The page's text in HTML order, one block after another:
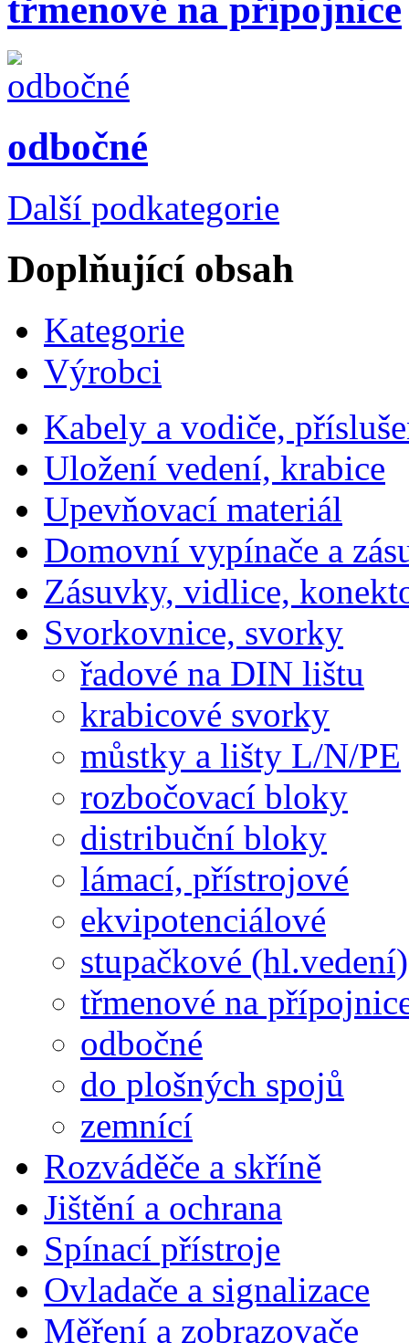
třmenové na přípojnice
odbočné
Další podkategorie
Doplňující obsah
Kategorie
Výrobci
Kabely a vodiče,
Uložení vedení, krabice
Upevňovací materiál
Domovní vypínače a
Zásuvky, vidlice,
Svorkovnice, svorky
řadové na DIN lištu
krabicové svorky
můstky a lišty L/N/PE
rozbočovací bloky
distribuční bloky
lámací, přístrojové
ekvipotenciálové
stupačkové (hl.vedení)
třmenové na
odbočné
do plošných spojů
zemnící
Rozváděče a skříně
Jištění a ochrana
Spínací přístroje
Ovladače a signalizace
Měření a zobrazovače